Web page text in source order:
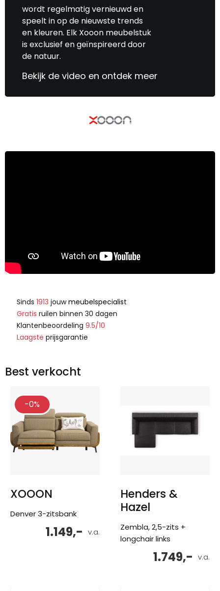
wordt regelmatig vernieuwd en
speelt in op de nieuwste trends
en kleuren. Elk Xooon meubelstuk
is exclusief en geïnspireerd door
de natuur.
Bekijk de video en ontdek meer
Sinds 1913 jouwmeubelspecialist
Gratis ruilen binnen 30 dagen
Klantenbeoordeling 9.5/10
Laagste prijsgarantie
Best verkocht
-0%
XOOON
Denver 3-zitsbank
v.a.
1.149,-
Henders &
Hazel
Zembla, 2,5-zits +
longchair links
v.a.
1.749,-